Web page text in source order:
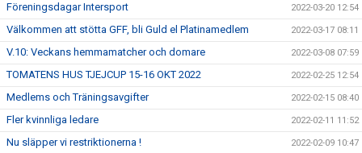
Föreningsdagar Intersport 2022-03-20 12:54
Välkommen att stötta GFF, bli Guld el Platinamedlem 2022-03-17 08:11
V.10: Veckans hemmamatcher och domare 2022-03-08 07:59
TOMATENS HUS TJEJCUP 15-16 OKT 2022 2022-02-25 12:54
Medlems och Träningsavgifter 2022-02-15 08:40
Fler kvinnliga ledare 2022-02-11 11:52
Nu släpper vi restriktionerna ! 2022-02-09 10:47